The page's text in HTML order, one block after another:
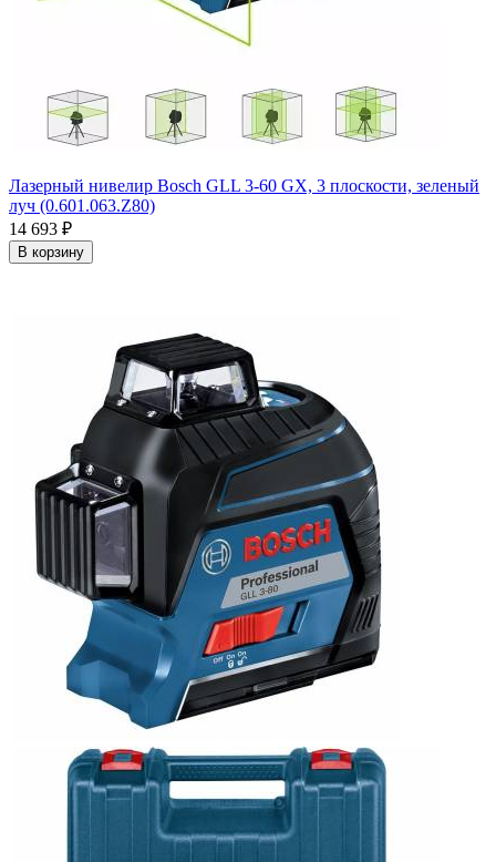
Лазерный нивелир Bosch GLL 3-60 GX, 3 плоскости, зеленый
луч (0.601.063.Z80)
14 693 ₽
В корзину